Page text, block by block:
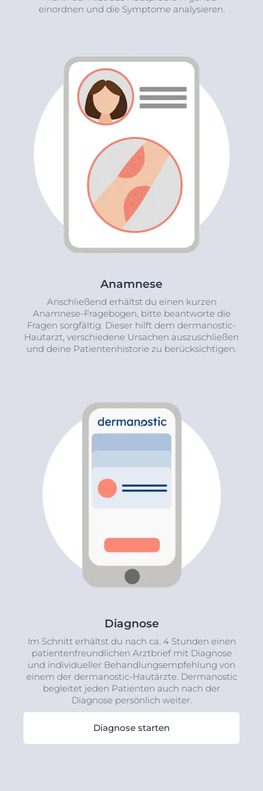
einordnen und die Symptome analysieren.
Anamnese
Anschließend erhältst du einen kurzen
Anamnese-Fragebogen, bitte beantworte die
Fragen sorgfältig. Dieser hilft dem dermanostic-
Hautarzt, verschiedene Ursachen auszuschließen
und deine Patientenhistorie zu berücksichtigen.
Diagnose
Im Schnitt erhältst du nach ca. 4 Stunden einen
patientenfreundlichen Arztbrief mit Diagnose
und individueller Behandlungsempfehlung von
einem der dermanostic-Hautärzte. Dermanostic
begleitet jeden Patienten auch nach der
Diagnose persönlich weiter.
Diagnose starten